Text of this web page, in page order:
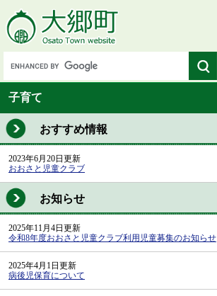
子育て
おすすめ情報
2023年6月20日更新
おおさと児童クラブ
お知らせ
2025年11月4日更新
令和8年度おおさと児童クラブ利用児童募集のお知らせ
2025年4月1日更新
病後児保育について